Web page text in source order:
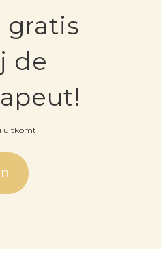
gratis
de
uitkomt